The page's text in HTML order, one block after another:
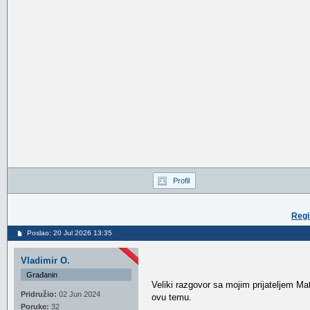
Profil
Poslao: 20 Jul 2026 13:35
Vladimir O.
Građanin
Pridružio: 02 Jun 2024
Poruke: 32
Veliki razgovor sa mojim prijateljem
ovu temu.